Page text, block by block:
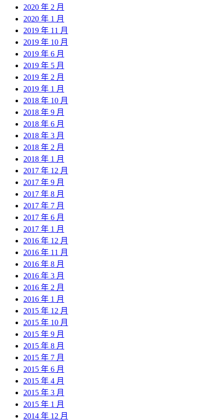
2020 年 2 月
2020 年 1 月
2019 年 11 月
2019 年 10 月
2019 年 6 月
2019 年 5 月
2019 年 2 月
2019 年 1 月
2018 年 10 月
2018 年 9 月
2018 年 6 月
2018 年 3 月
2018 年 2 月
2018 年 1 月
2017 年 12 月
2017 年 9 月
2017 年 8 月
2017 年 7 月
2017 年 6 月
2017 年 1 月
2016 年 12 月
2016 年 11 月
2016 年 8 月
2016 年 3 月
2016 年 2 月
2016 年 1 月
2015 年 12 月
2015 年 10 月
2015 年 9 月
2015 年 8 月
2015 年 7 月
2015 年 6 月
2015 年 4 月
2015 年 3 月
2015 年 1 月
2014 年 12 月